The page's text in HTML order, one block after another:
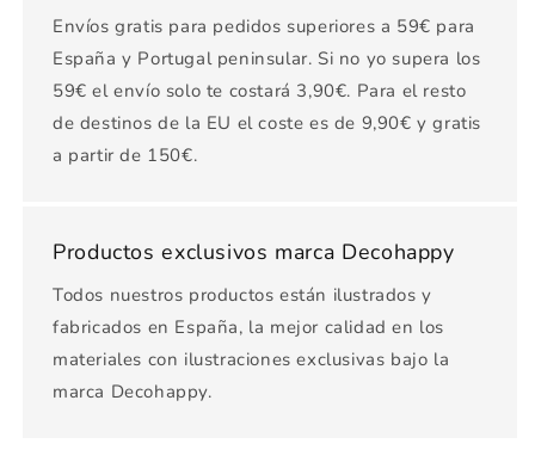
Envíos gratis para pedidos superiores a 59€ para
España y Portugal peninsular. Si no yo supera los
59€ el envío solo te costará 3,90€. Para el resto
de destinos de la EU el coste es de 9,90€ y gratis
a partir de 150€.
Productos exclusivos marca Decohappy
Todos nuestros productos están ilustrados y
fabricados en España, la mejor calidad en los
materiales con ilustraciones exclusivas bajo la
marca Decohappy.